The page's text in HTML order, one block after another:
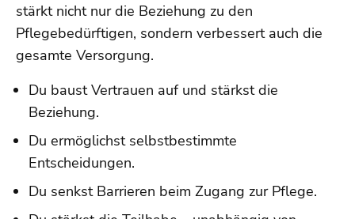
stärkt nicht nur die Beziehung zu den
Pflegebedürftigen, sondern verbessert auch die
gesamte Versorgung.
Du baust Vertrauen auf und stärkst die
Beziehung.
Du ermöglichst selbstbestimmte
Entscheidungen.
Du senkst Barrieren beim Zugang zur Pflege.